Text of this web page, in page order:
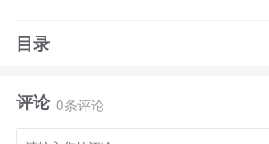
军迷穿越去抗战，杀鬼子有没有问题？”
“可以，谨慎一些”
目录
评论 0条评论